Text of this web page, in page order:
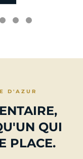
D'AZUR
QUI
PLACE.